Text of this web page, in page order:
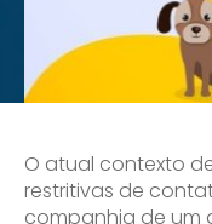
O atual contexto
restritivas de
companhia de um